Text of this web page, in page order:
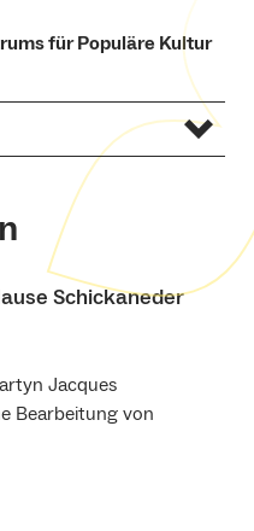
für Populäre Kultur
Schickaneder
Jacques
Bearbeitung von